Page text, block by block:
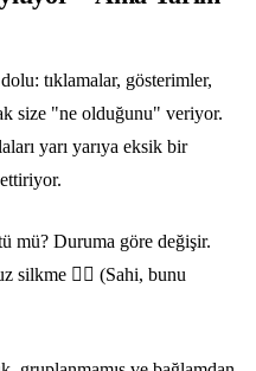
tıklamalar, gösterimler,
size "ne olduğunu" veriyor.
yarı yarıya eksik bir
mü? Duruma göre değişir.
silkme 🤷‍♂️ (Sahi, bunu